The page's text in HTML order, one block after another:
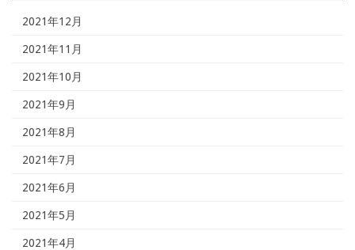
2021年12月
2021年11月
2021年10月
2021年9月
2021年8月
2021年7月
2021年6月
2021年5月
2021年4月